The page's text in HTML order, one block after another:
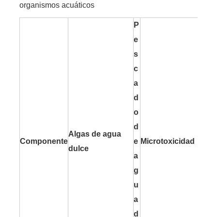
organismos acuáticos
Componente
Algas de agua
dulce
P
e
s
c
a
d
o
d
e
a
g
u
a
d
Microtoxicidad